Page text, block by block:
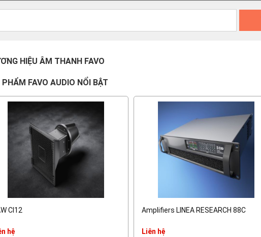
HIỆU ÂM THANH FAVO
PHẨM FAVO AUDIO NỔI BẬT
CI12
hệ
Amplifiers LINEA RESEARCH 88C
Liên hệ